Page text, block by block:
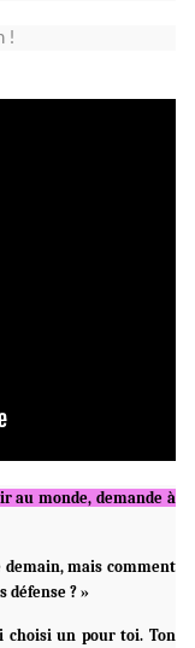
au monde, demande à
demain, mais comment
défense ? »
choisi un pour toi. Ton